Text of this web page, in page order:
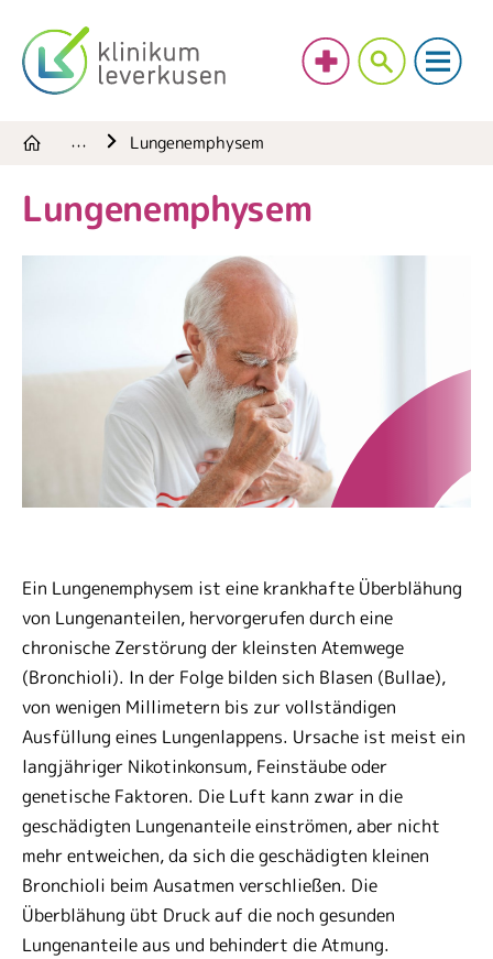
… Lungenemphysem
Lungenemphysem
Ein Lungenemphysem ist eine krankhafte Überblähung
von Lungenanteilen, hervorgerufen durch eine
chronische Zerstörung der kleinsten Atemwege
(Bronchioli). In der Folge bilden sich Blasen (Bullae),
von wenigen Millimetern bis zur vollständigen
Ausfüllung eines Lungenlappens. Ursache ist meist ein
langjähriger Nikotinkonsum, Feinstäube oder
genetische Faktoren. Die Luft kann zwar in die
geschädigten Lungenanteile einströmen, aber nicht
mehr entweichen, da sich die geschädigten kleinen
Bronchioli beim Ausatmen verschließen. Die
Überblähung übt Druck auf die noch gesunden
Lungenanteile aus und behindert die Atmung.